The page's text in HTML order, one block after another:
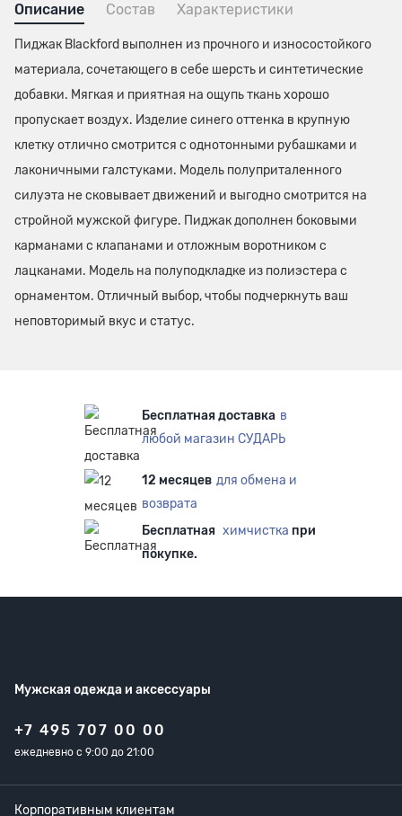
Описание Состав Характеристики
Пиджак Blackford выполнен из прочного и износостойкого
материала, сочетающего в себе шерсть и синтетические
добавки. Мягкая и приятная на ощупь ткань хорошо
пропускает воздух. Изделие синего оттенка в крупную
клетку отлично смотрится с однотонными рубашками и
лаконичными галстуками. Модель полуприталенного
силуэта не сковывает движений и выгодно смотрится на
стройной мужской фигуре. Пиджак дополнен боковыми
карманами с клапанами и отложным воротником с
лацканами. Модель на полуподкладке из полиэстера с
орнаментом. Отличный выбор, чтобы подчеркнуть ваш
неповторимый вкус и статус.
Бесплатная доставка в
любой магазин СУДАРЬ
12 месяцев для обмена и
возврата
Бесплатная химчистка при
покупке.
Мужская одежда и аксессуары
+7 495 707 00 00
ежедневно с 9:00 до 21:00
Корпоративным клиентам